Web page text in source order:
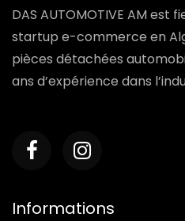
DAS AUTOMOTIVE AM est
startup e-commerce en
pièces détachées
ans d’expérience dans
Informations